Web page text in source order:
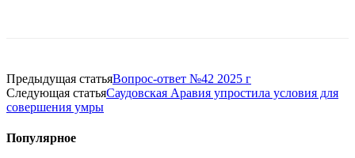
Предыдущая статьяВопрос-ответ №42 2025 г
Следующая статьяСаудовская Аравия упростила условия для
совершения умры
Популярное